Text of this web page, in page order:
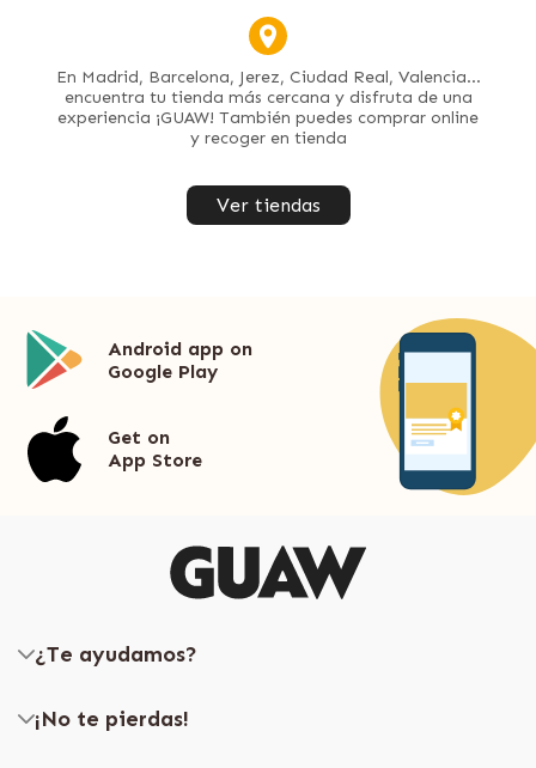
En Madrid, Barcelona, Jerez, Ciudad Real, Valencia...
encuentra tu tienda más cercana y disfruta de una
experiencia ¡GUAW! También puedes comprar online
y recoger en tienda
Ver tiendas
Android app on
Google Play
Get on
App Store
¿Te ayudamos?
¡No te pierdas!